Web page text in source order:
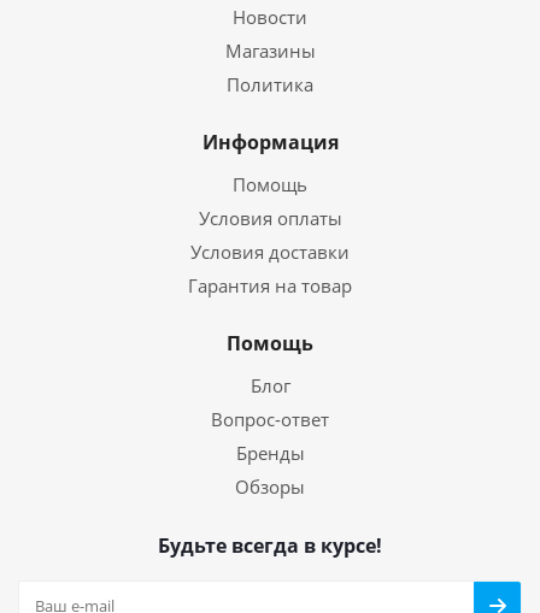
Новости
Магазины
Политика
Информация
Помощь
Условия оплаты
Условия доставки
Гарантия на товар
Помощь
Блог
Вопрос-ответ
Бренды
Обзоры
Будьте всегда в курсе!